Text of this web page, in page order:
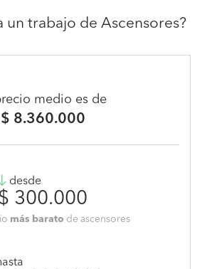
un trabajo de Ascensores?
medio es de
$ 8.360.000
desde
300.000
más barato de ascensores